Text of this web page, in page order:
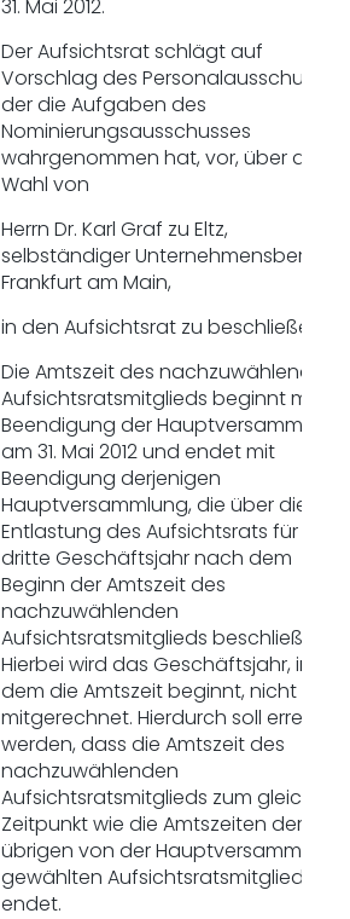
31. Mai 2012.
Der Aufsichtsrat schlägt auf
Vorschlag des Personalausschusses,
der die Aufgaben des
Nominierungsausschusses
wahrgenommen hat, vor, über die
Wahl von
Herrn Dr. Karl Graf zu Eltz,
selbständiger Unternehmensberater,
Frankfurt am Main,
in den Aufsichtsrat zu beschließen.
Die Amtszeit des nachzuwählenden
Aufsichtsratsmitglieds beginnt mit
Beendigung der Hauptversammlung
am 31. Mai 2012 und endet mit
Beendigung derjenigen
Hauptversammlung, die über die
Entlastung des Aufsichtsrats für das
dritte Geschäftsjahr nach dem
Beginn der Amtszeit des
nachzuwählenden
Aufsichtsratsmitglieds beschließt.
Hierbei wird das Geschäftsjahr, in
dem die Amtszeit beginnt, nicht
mitgerechnet. Hierdurch soll erreicht
werden, dass die Amtszeit des
nachzuwählenden
Aufsichtsratsmitglieds zum gleichen
Zeitpunkt wie die Amtszeiten der
übrigen von der Hauptversammlung
gewählten Aufsichtsratsmitglieder
endet.